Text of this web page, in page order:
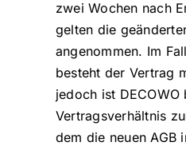
zwei Wochen nach
gelten die
angenommen. Im
besteht der Vertrag
jedoch ist
Vertragsverhältnis
dem die neuen AGB